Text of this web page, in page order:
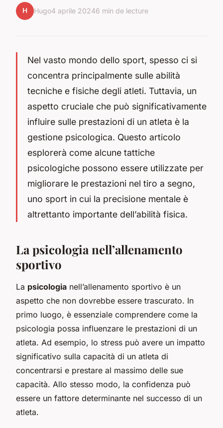
H Hugo4 aprile 20246 min de lecture
Nel vasto mondo dello sport, spesso ci si
concentra principalmente sulle abilità
tecniche e fisiche degli atleti. Tuttavia, un
aspetto cruciale che può significativamente
influire sulle prestazioni di un atleta è la
gestione psicologica. Questo articolo
esplorerà come alcune tattiche
psicologiche possono essere utilizzate per
migliorare le prestazioni nel tiro a segno,
uno sport in cui la precisione mentale è
altrettanto importante dell’abilità fisica.
La psicologia nell’allenamento
sportivo
La psicologia nell’allenamento sportivo è un
aspetto che non dovrebbe essere trascurato. In
primo luogo, è essenziale comprendere come la
psicologia possa influenzare le prestazioni di un
atleta. Ad esempio, lo stress può avere un impatto
significativo sulla capacità di un atleta di
concentrarsi e prestare al massimo delle sue
capacità. Allo stesso modo, la confidenza può
essere un fattore determinante nel successo di un
atleta.